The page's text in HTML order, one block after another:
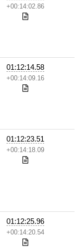
+00:14:02.86
01:12:14.58
+00:14:09.16
01:12:23.51
+00:14:18.09
01:12:25.96
+00:14:20.54